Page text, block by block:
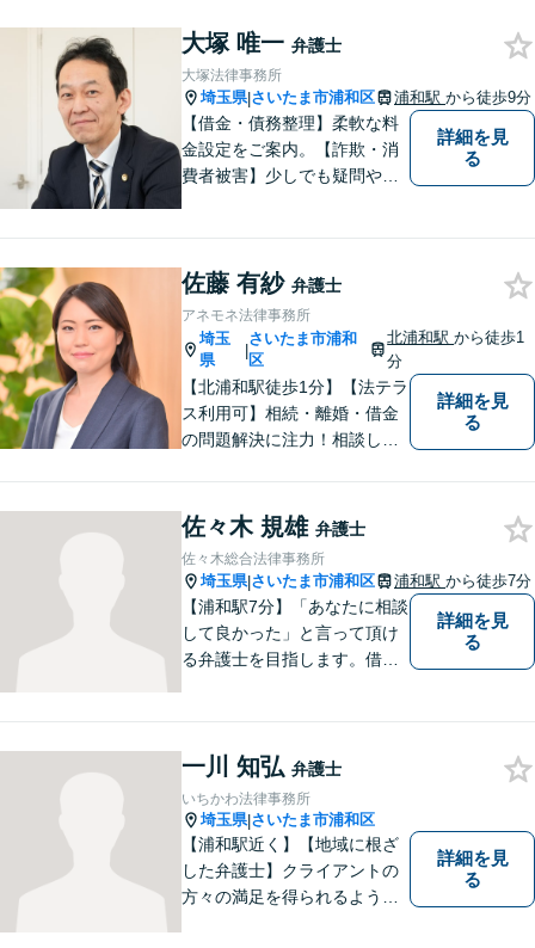
の代わりに悩み、考え、解決
策をご提案します。
大塚 唯一 弁護士
大塚法律事務所
埼玉県|さいたま市浦和区 浦和駅 から徒歩9分
【借金・債務整理】柔軟な料
金設定をご案内。【詐欺・消
費者被害】少しでも疑問や不
【刑事事件】スピーディーな
接見を重視！少年事件は子ど
もたちの将来を見据えてサポ
ート。
詳細を見
る
佐藤 有紗 弁護士
アネモネ法律事務所
埼玉
県
|
さいたま市浦和
区
北浦和駅から徒歩1
分
【北浦和駅徒歩1分】【法テラ
ス利用可】相続・離婚・借金
の問題解決に注力！相談して
具体的なアドバイスを行うよ
う心がけております。 新たな
人生の第一歩を全力でサポー
トいたしますので、ぜひご相
談ください。
詳細を見
る
佐々木 規雄 弁護士
佐々木総合法律事務所
埼玉県|さいたま市浦和区 浦和駅 から徒歩7分
【浦和駅7分】「あなたに相談
して良かった」と言って頂け
る弁護士を目指します。借
さいませ。【近隣駐車場あ
り】
詳細を見
る
一川 知弘 弁護士
いちかわ法律事務所
埼玉県|さいたま市浦和区
【浦和駅近く】【地域に根ざ
した弁護士】クライアントの
方々の満足を得られるよう最
詳細を見
る